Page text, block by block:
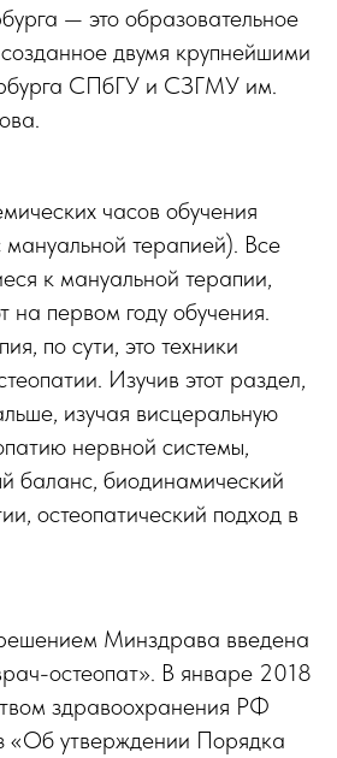
— это образовательное
двумя крупнейшими
СПбГУ и СЗГМУ им.
часов обучения
терапией). Все
к мануальной терапии,
на первом году обучения.
по сути, это техники
Изучив этот раздел,
изучая висцеральную
нервной системы,
баланс, биодинамический
остеопатический подход в
Минздрава введена
остеопат». В январе 2018
здравоохранения РФ
«Об утверждении Порядка